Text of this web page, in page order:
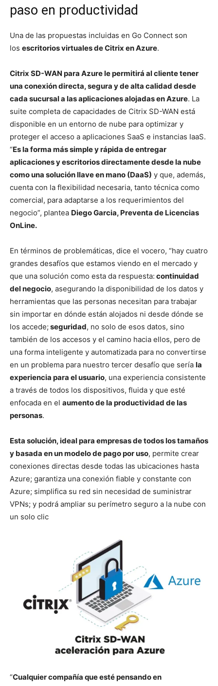
paso en productividad
Una de las propuestas incluidas en Go Connect son
los escritorios virtuales de Citrix en Azure.
Citrix SD-WAN para Azure le permitirá al cliente tener
una conexión directa, segura y de alta calidad desde
cada sucursal a las aplicaciones alojadas en Azure. La
suite completa de capacidades de Citrix SD-WAN está
disponible en un entorno de nube para optimizar y
proteger el acceso a aplicaciones SaaS e instancias IaaS.
“Es la forma más simple y rápida de entregar
aplicaciones y escritorios directamente desde la nube
como una solución llave en mano (DaaS) y que, además,
cuenta con la flexibilidad necesaria, tanto técnica como
comercial, para adaptarse a los requerimientos del
negocio”, plantea Diego Garcia, Preventa de Licencias
OnLine.
En términos de problemáticas, dice el vocero, “hay cuatro
grandes desafíos que estamos viendo en el mercado y
que una solución como esta da respuesta: continuidad
del negocio, asegurando la disponibilidad de los datos y
herramientas que las personas necesitan para trabajar
sin importar en dónde están alojados ni desde dónde se
los accede; seguridad, no solo de esos datos, sino
también de los accesos y el camino hacia ellos, pero de
una forma inteligente y automatizada para no convertirse
en un problema para nuestro tercer desafío que sería la
experiencia para el usuario, una experiencia consistente
a través de todos los dispositivos, fluida y que esté
enfocada en el aumento de la productividad de las
personas.
Esta solución, ideal para empresas de todos los tamaños
y basada en un modelo de pago por uso, permite crear
conexiones directas desde todas las ubicaciones hasta
Azure; garantiza una conexión fiable y constante con
Azure; simplifica su red sin necesidad de suministrar
VPNs; y podrá ampliar su perímetro seguro a la nube con
un solo clic
“Cualquier compañía que esté pensando en